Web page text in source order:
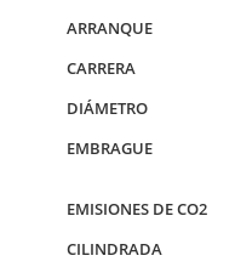
ARRANQUE
CARRERA
DIÁMETRO
EMBRAGUE
EMISIONES DE CO2
CILINDRADA